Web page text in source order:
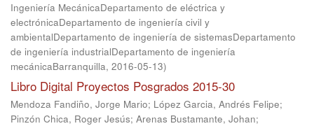
Ingeniería MecánicaDepartamento de eléctrica y
electrónicaDepartamento de ingeniería civil y
ambientalDepartamento de ingeniería de sistemasDepartamento
de ingeniería industrialDepartamento de ingeniería
mecánicaBarranquilla, 2016-05-13)
Libro Digital Proyectos Posgrados 2015-30
Mendoza Fandiño, Jorge Mario; López Garcia, Andrés Felipe;
Pinzón Chica, Roger Jesús; Arenas Bustamante, Johan;